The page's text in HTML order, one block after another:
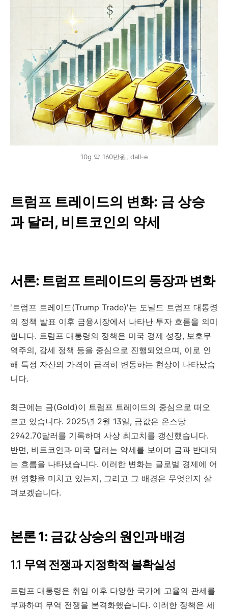
10g 약 160만원, dall-e
트럼프 트레이드의 변화: 금 상승
과 달러, 비트코인의 약세
서론: 트럼프 트레이드의 등장과 변화
'트럼프 트레이드(Trump Trade)'는 도널드 트럼프 대통령
의 정책 발표 이후 금융시장에서 나타난 투자 흐름을 의미
합니다. 트럼프 대통령의 정책은 미국 경제 성장, 보호무
역주의, 감세 정책 등을 중심으로 진행되었으며, 이로 인
해 특정 자산의 가격이 급격히 변동하는 현상이 나타났습
니다.
최근에는 금(Gold)이 트럼프 트레이드의 중심으로 떠오
르고 있습니다. 2025년 2월 13일, 금값은 온스당
2942.70달러를 기록하며 사상 최고치를 갱신했습니다.
반면, 비트코인과 미국 달러는 약세를 보이며 금과 반대되
는 흐름을 나타냈습니다. 이러한 변화는 글로벌 경제에 어
떤 영향을 미치고 있는지, 그리고 그 배경은 무엇인지 살
펴보겠습니다.
본론 1: 금값 상승의 원인과 배경
1.1 무역 전쟁과 지정학적 불확실성
트럼프 대통령은 취임 이후 다양한 국가에 고율의 관세를
부과하며 무역 전쟁을 본격화했습니다. 이러한 정책은 세